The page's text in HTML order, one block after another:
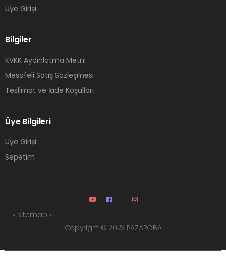
Üye Girişi
Bilgiler
KVKK Aydınlatma Metni
Mesafeli Satış Sözleşmesi
Teslimat ve İade Koşulları
Üye Bilgileri
Üye Girişi
Sepetim
Copyright © 2023 PAZAROBA
• sitemap •